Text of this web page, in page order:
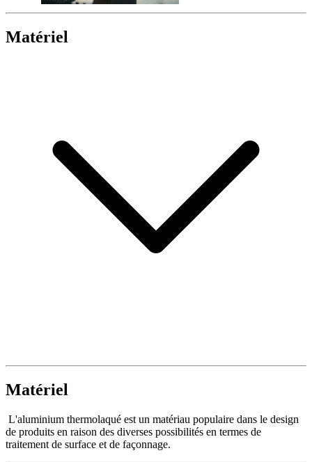
Matériel
Matériel
L'aluminium thermolaqué est un matériau populaire dans le design
de produits en raison des diverses possibilités en termes de
traitement de surface et de façonnage.